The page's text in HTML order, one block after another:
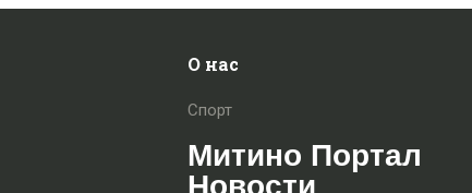
О нас
Спорт
Митино Портал
Новости